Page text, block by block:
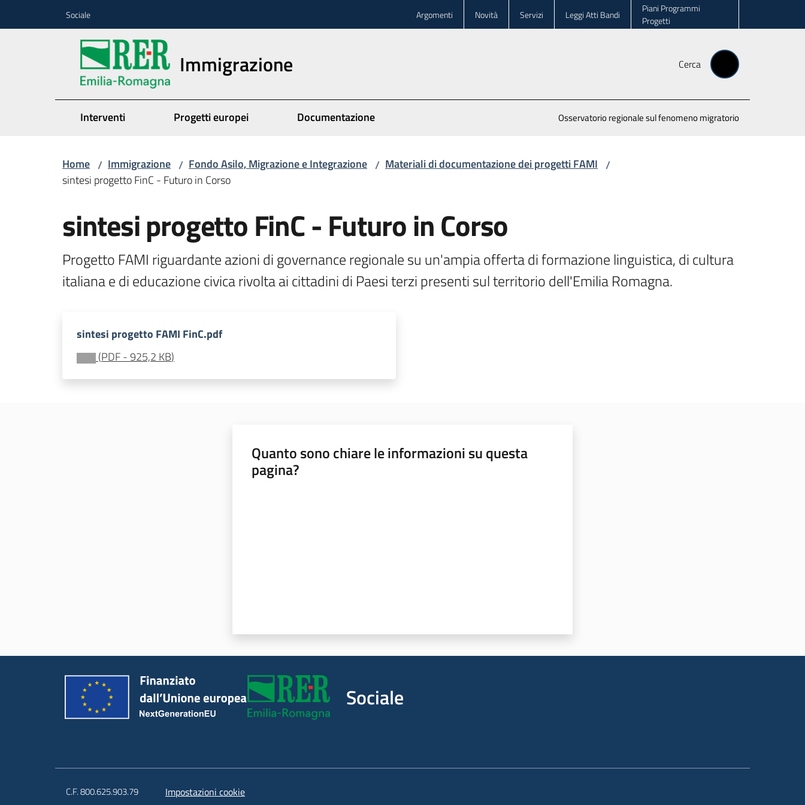
Sociale Argomenti Novità Servizi Leggi Atti Bandi
Piani Programmi
Progetti
Immigrazione Cerca
Interventi Progetti europei Documentazione Osservatorio regionale sul fenomeno migratorio
Home / Immigrazione / Fondo Asilo, Migrazione e Integrazione / Materiali di documentazione dei progetti FAMI /
sintesi progetto FinC - Futuro in Corso
sintesi progetto FinC - Futuro in Corso
Progetto FAMI riguardante azioni di governance regionale su un'ampia offerta di formazione linguistica, di cultura
italiana e di educazione civica rivolta ai cittadini di Paesi terzi presenti sul territorio dell'Emilia Romagna.
sintesi progetto FAMI FinC.pdf
(PDF-925,2 KB)
Quanto sono chiare le informazioni su questa
pagina?
Sociale
C.F. 800.625.903.79 Impostazioni cookie